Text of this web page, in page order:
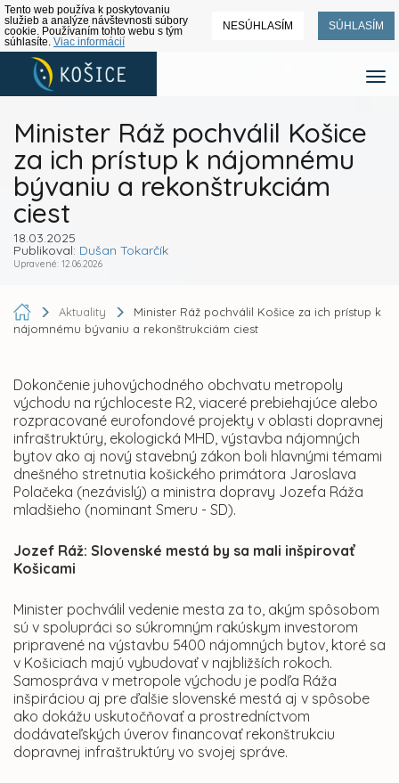
Tento web používa k poskytovaniu
služieb a analýze návštevnosti súbory
cookie. Používaním tohto webu s tým
súhlasíte. Viac informácií
NESÚHLASÍM SÚHLASÍM
Minister Ráž pochválil Košice
za ich prístup k nájomnému
bývaniu a rekonštrukciám
ciest
18.03.2025
Publikoval: Dušan Tokarčík
Upravené: 12.06.2026
Aktuality
Minister Ráž pochválil Košice za ich prístup k
nájomnému bývaniu a rekonštrukciám ciest
Dokončenie juhovýchodného obchvatu metropoly
východu na rýchloceste R2, viaceré prebiehajúce alebo
rozpracované eurofondové projekty v oblasti dopravnej
infraštruktúry, ekologická MHD, výstavba nájomných
bytov ako aj nový stavebný zákon boli hlavnými témami
dnešného stretnutia košického primátora Jaroslava
Polačeka (nezávislý) a ministra dopravy Jozefa Ráža
mladšieho (nominant Smeru - SD).
Jozef Ráž: Slovenské mestá by sa mali inšpirovať
Košicami
Minister pochválil vedenie mesta za to, akým spôsobom
sú v spolupráci so súkromným rakúskym investorom
pripravené na výstavbu 5400 nájomných bytov, ktoré sa
v Košiciach majú vybudovať v najbližších rokoch.
Samospráva v metropole východu je podľa Ráža
inšpiráciou aj pre ďalšie slovenské mestá aj v spôsobe
ako dokážu uskutočňovať a prostredníctvom
dodávateľských úverov financovať rekonštrukciu
dopravnej infraštruktúry vo svojej správe.